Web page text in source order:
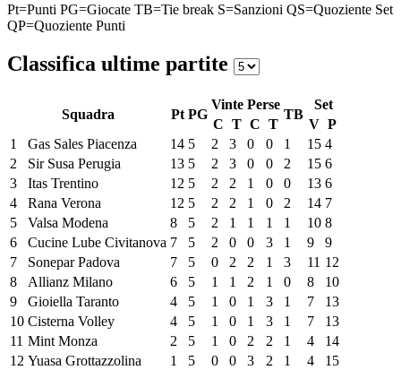
Pt=Punti PG=Giocate TB=Tie break S=Sanzioni QS=Quoziente Set
QP=Quoziente Punti
Classifica ultime partite
Squadra Pt PG
Vinte Perse
TB
Set
C T C T V P
1
Gas Sales Piacenza 14 5 2 3 0 0 1 15 4
2
Sir Susa Perugia 13 5 2 3 0 0 2 15 6
3
Itas Trentino 12 5 2 2 1 0 0 13 6
4
Rana Verona 12 5 2 2 1 0 2 14 7
5
Valsa Modena 8 5 2 1 1 1 1 10 8
6
Cucine Lube Civitanova 7 5 2 0 0 3 1 9
9
7
Sonepar Padova 7 5 0 2 2 1 3 11 12
8
Allianz Milano 6 5 1 1 2 1 0 8
10
9
Gioiella Taranto 4 5 1 0 1 3 1 7
13
10 Cisterna Volley 4 5 1 0 1 3 1 7
13
11 Mint Monza 2 5 1 0 2 2 1 4
14
12 Yuasa Grottazzolina 1 5 0 0 3 2 1 4
15